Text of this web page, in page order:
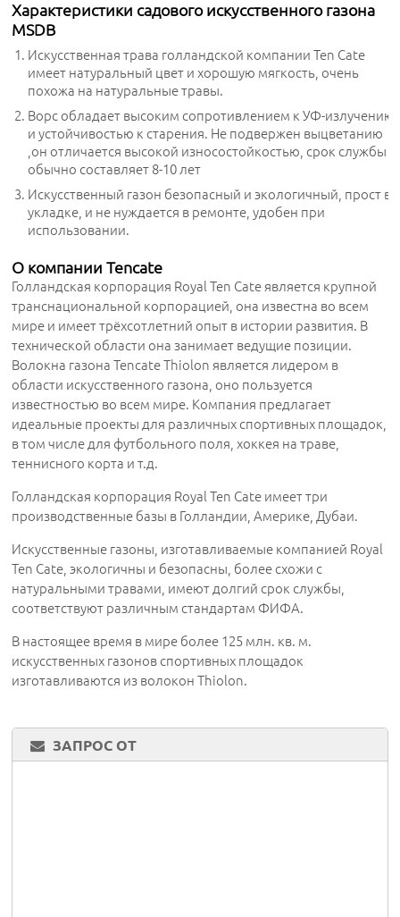
Характеристики садового искусственного газона
MSDВ
Искусственная трава голландской компании Ten Cate
имеет натуральный цвет и хорошую мягкость, очень
похожа на натуральные травы.
Ворс обладает высоким сопротивлением к УФ-излучению
и устойчивостью к старения. Не подвержен выцветанию
,он отличается высокой износостойкостью, срок службы
обычно составляет 8-10 лет
Искусственный газон безопасный и экологичный, прост в
укладке, и не нуждается в ремонте, удобен при
использовании.
О компании Tencate
Голландская корпорация Royal Ten Cate является крупной
транснациональной корпорацией, она известна во всем
мире и имеет трёхсотлетний опыт в истории развития. В
технической области она занимает ведущие позиции.
Волокна газона Tencate Thiolon является лидером в
области искусственного газона, оно пользуется
известностью во всем мире. Компания предлагает
идеальные проекты для различных спортивных площадок,
в том числе для футбольного поля, хоккея на траве,
теннисного корта и т.д.
Голландская корпорация Royal Ten Cate имеет три
производственные базы в Голландии, Америке, Дубаи.
Искусственные газоны, изготавливаемые компанией Royal
Ten Cate, экологичны и безопасны, более схожи с
натуральными травами, имеют долгий срок службы,
соответствуют различным стандартам ФИФА.
В настоящее время в мире более 125 млн. кв. м.
искусственных газонов спортивных площадок
изготавливаются из волокон Thiolon.
ЗАПРОС ОТ